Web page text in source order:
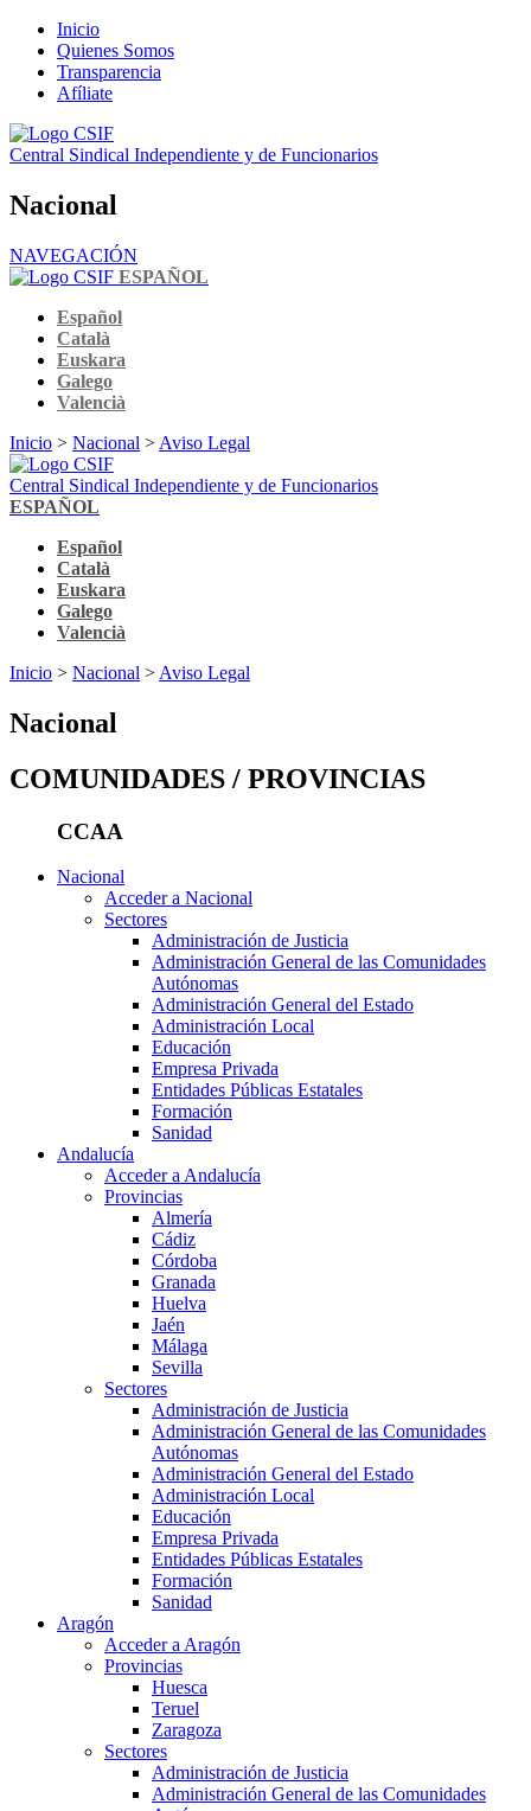
Inicio
Quienes Somos
Transparencia
Afíliate
Central Sindical Independiente y de Funcionarios
Nacional
NAVEGACIÓN
ESPAÑOL
Español
Català
Euskara
Galego
Valencià
Inicio > Nacional > Aviso Legal
Central Sindical Independiente y de Funcionarios
ESPAÑOL
Español
Català
Euskara
Galego
Valencià
Inicio > Nacional > Aviso Legal
Nacional
COMUNIDADES / PROVINCIAS
CCAA
Nacional
Acceder a Nacional
Sectores
Administración de Justicia
Administración General de las Comunidades
Autónomas
Administración General del Estado
Administración Local
Educación
Empresa Privada
Entidades Públicas Estatales
Formación
Sanidad
Andalucía
Acceder a Andalucía
Provincias
Almería
Cádiz
Córdoba
Granada
Huelva
Jaén
Málaga
Sevilla
Sectores
Administración de Justicia
Administración General de las Comunidades
Autónomas
Administración General del Estado
Administración Local
Educación
Empresa Privada
Entidades Públicas Estatales
Formación
Sanidad
Aragón
Acceder a Aragón
Provincias
Huesca
Teruel
Zaragoza
Sectores
Administración de Justicia
Administración General de las Comunidades